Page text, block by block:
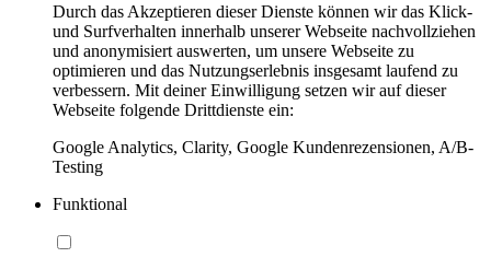
Durch das Akzeptieren dieser Dienste können wir das Klick-
und Surfverhalten innerhalb unserer Webseite nachvollziehen
und anonymisiert auswerten, um unsere Webseite zu
optimieren und das Nutzungserlebnis insgesamt laufend zu
verbessern. Mit deiner Einwilligung setzen wir auf dieser
Webseite folgende Drittdienste ein:
Google Analytics, Clarity, Google Kundenrezensionen, A/B-
Testing
Funktional